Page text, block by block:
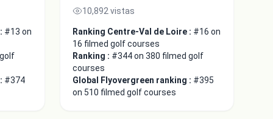
#13 on
#374
10,892 vistas
Ranking Centre-Val de Loire : #16 on
16 filmed golf courses
Ranking : #344 on 380 filmed golf
courses
Global Flyovergreen ranking : #395
on 510 filmed golf courses